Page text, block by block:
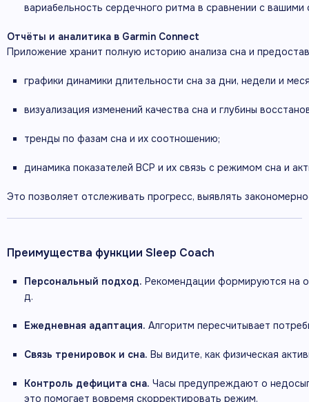
вариабельность сердечного ритма в сравнении с вашими
Отчёты и аналитика в Garmin Connect
Приложение хранит полную историю анализа сна и
графики динамики длительности сна за дни, недели и
визуализация изменений качества сна и глубины
тренды по фазам сна и их соотношению;
динамика показателей ВСР и их связь с режимом сна и
Это позволяет отслеживать прогресс, выявлять
Преимущества функции Sleep Coach
Персональный подход. Рекомендации формируются на
д.
Ежедневная адаптация. Алгоритм пересчитывает
Связь тренировок и сна. Вы видите, как физическая
Контроль дефицита сна. Часы предупреждают о
это помогает вовремя скорректировать режим.